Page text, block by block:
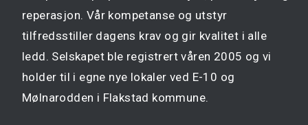
reperasjon. Vår kompetanse og utstyr
tilfredsstiller dagens krav og gir kvalitet i alle
ledd. Selskapet ble registrert våren 2005 og vi
holder til i egne nye lokaler ved E-10 og
Mølnarodden i Flakstad kommune.